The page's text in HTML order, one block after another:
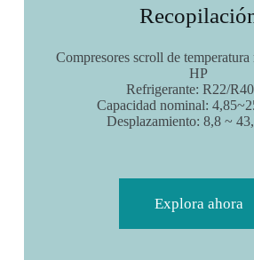
Compresores scroll de
HP
Refrigerante: R22/
Capacidad nominal:
Desplazamiento: 8,8 ~
Explora ahora